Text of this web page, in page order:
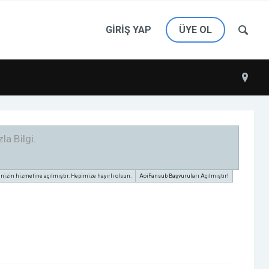
GIRIŞ YAP ÜYE OL
Bilgi.
hizmetine açılmıştır. Hepimize hayırlı olsun. AoiFansub Başvuruları Açılmıştır!